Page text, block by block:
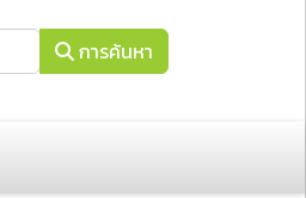
การค้นหา